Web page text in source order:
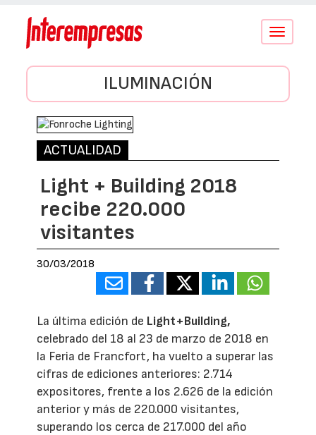
Conmutar
ILUMINACIÓN
ACTUALIDAD
Light + Building 2018
recibe 220.000
visitantes
30/03/2018
La última edición de Light+Building,
celebrado del 18 al 23 de marzo de 2018 en
la Feria de Francfort, ha vuelto a superar las
cifras de ediciones anteriores: 2.714
expositores, frente a los 2.626 de la edición
anterior y más de 220.000 visitantes,
superando los cerca de 217.000 del año